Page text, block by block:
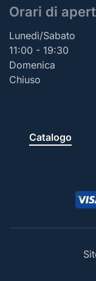
Orari di
Lunedì/Sabato
11:00 - 19:30
Domenica
Chiuso
Catalogo